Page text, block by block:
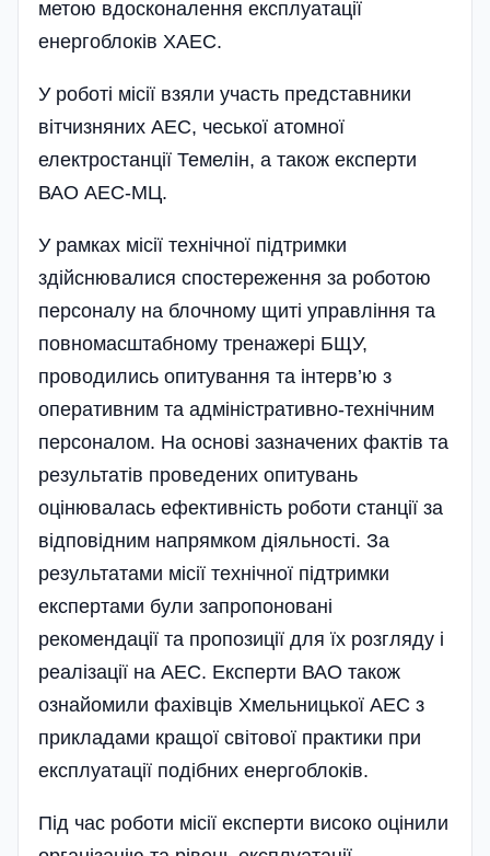
метою вдоскона­лення експлуатації
енергоблоків ХАЕС.
У роботі місії взяли участь представники
вітчизняних АЕС, чеської атомної
електростанції Темелін, а також експерти
ВАО АЕС-МЦ.
У рамках місії технічної підтримки
здійснювалися спостереження за роботою
персоналу на блочному щиті управління та
повномасштабному тренажері БЩУ,
проводились опитування та інтер­в’ю з
оперативним та адміністративно-технічним
персоналом. На основі зазначених фактів та
результатів проведених опитувань
оцінювалась ефективність роботи станції за
відповідним напрямком діяльності. За
результатами місії технічної підтримки
експертами були запро­поновані
рекомендації та пропозиції для їх розгляду і
реалізації на АЕС. Експерти ВАО також
ознайомили фахівців Хмельницької АЕС з
прикладами кращої сві­тової практики при
експлуатації подібних енергоблоків.
Під час роботи місії експерти високо оцінили